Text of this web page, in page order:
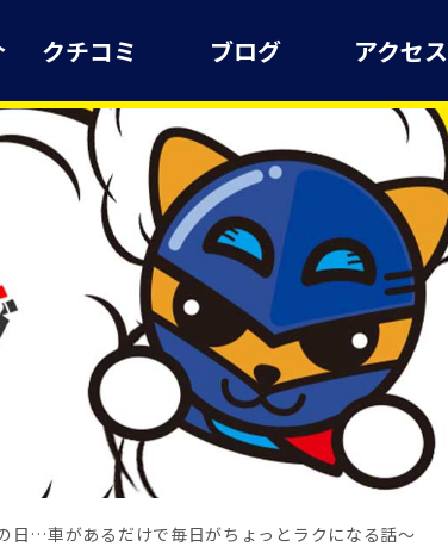
クチコミ ブログ アクセス
日…車があるだけで毎日がちょっとラクになる話～